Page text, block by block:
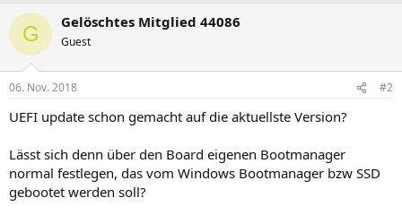
G Gelöschtes Mitglied 44086
Guest
06. Nov. 2018 #2
UEFI update schon gemacht auf die aktuellste Version?
Lässt sich denn über den Board eigenen Bootmanager
normal festlegen, das vom Windows Bootmanager bzw SSD
gebootet werden soll?